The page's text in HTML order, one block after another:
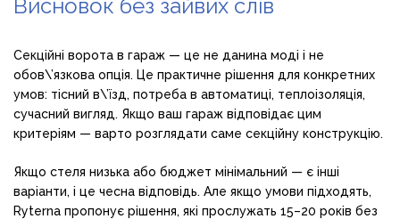
Висновок без зайвих слів
Секційні ворота в гараж — це не данина моді і не
обов\’язкова опція. Це практичне рішення для конкретних
умов: тісний в\’їзд, потреба в автоматиці, теплоізоляція,
сучасний вигляд. Якщо ваш гараж відповідає цим
критеріям — варто розглядати саме секційну конструкцію.
Якщо стеля низька або бюджет мінімальний — є інші
варіанти, і це чесна відповідь. Але якщо умови підходять,
Ryterna пропонує рішення, які прослужать 15–20 років без